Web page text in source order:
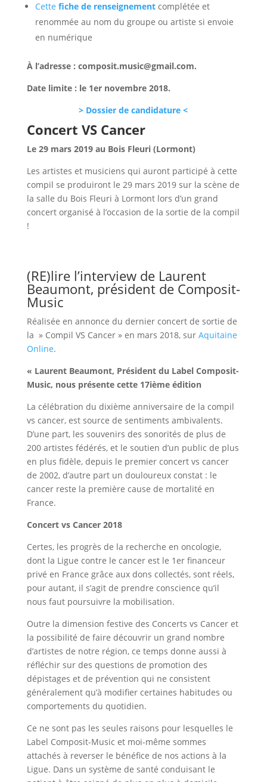
Cette fiche de renseignementcomplétée et
renommée au nom du groupe ou artiste si envoie
en numérique
À l’adresse : composit.music@gmail.com.
Date limite : le 1er novembre 2018.
> Dossier de candidature <
Concert VS Cancer
Le 29 mars 2019 au Bois Fleuri (Lormont)
Les artistes et musiciens qui auront participé à cette
compil se produiront le 29 mars 2019 sur la scène de
la salle du Bois Fleuri à Lormont lors d’un grand
concert organisé à l’occasion de la sortie de la compil
!
(RE)lire l’interview de Laurent
Beaumont, président de Composit-
Music
Réalisée en annonce du dernier concert de sortie de
la » Compil VS Cancer » en mars 2018, sur Aquitaine
Online.
« Laurent Beaumont, Président du Label Composit-
Music, nous présente cette 17ième édition
La célébration du dixième anniversaire de la compil
vs cancer, est source de sentiments ambivalents.
D’une part, les souvenirs des sonorités de plus de
200 artistes fédérés, et le soutien d’un public de plus
en plus fidèle, depuis le premier concert vs cancer
de 2002, d’autre part un douloureux constat : le
cancer reste la première cause de mortalité en
France.
Concert vs Cancer 2018
Certes, les progrès de la recherche en oncologie,
dont la Ligue contre le cancer est le 1er financeur
privé en France grâce aux dons collectés, sont réels,
pour autant, il s’agit de prendre conscience qu’il
nous faut poursuivre la mobilisation.
Outre la dimension festive des Concerts vs Cancer et
la possibilité de faire découvrir un grand nombre
d’artistes de notre région, ce temps donne aussi à
réfléchir sur des questions de promotion des
dépistages et de prévention qui ne consistent
généralement qu’à modifier certaines habitudes ou
comportements du quotidien.
Ce ne sont pas les seules raisons pour lesquelles le
Label Composit-Music et moi-même sommes
attachés à reverser le bénéfice de nos actions à la
Ligue. Dans un système de santé conduisant le